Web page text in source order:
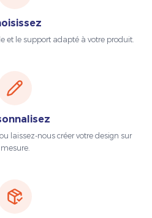
et le support adapté à votre produit.
laissez-nous créer votre design sur
mesure.